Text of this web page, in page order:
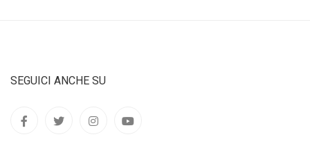
SEGUICI ANCHE SU